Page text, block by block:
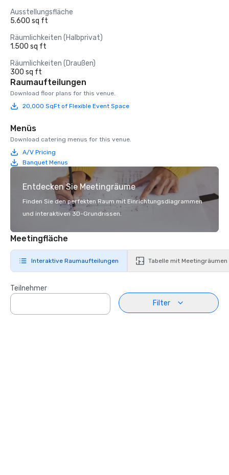
Ausstellungsfläche
5.600 sq ft
Räumlichkeiten (Halbprivat)
1.500 sq ft
Räumlichkeiten (Draußen)
300 sq ft
Raumaufteilungen
Download floor plans for this venue.
20,000 SqFt of Flexible Event Space
Menüs
Download catering menus for this venue.
A/V Pricing
Banquet Menus
Entdecken Sie Meetingräume
Finden Sie den perfekten Raum mit Einrichtungsdiagrammen
und interaktiven 3D-Grundrissen.
Meetingfläche
Interaktive Raumaufteilungen Tabelle mit Meetingräumen
Teilnehmer
Filter